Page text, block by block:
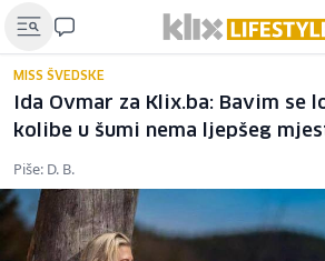
MISS ŠVEDSKE
Ida Ovmar za Klix.ba: Bavim se
kolibe u šumi nema ljepšeg
Piše: D. B.